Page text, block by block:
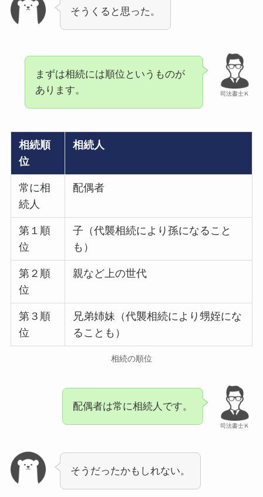
そうくると思った。
司法書士Ｋ
まずは相続には順位というものが
あります。
相続順
位
相続人
常に相
続人
配偶者
第１順
位
子（代襲相続により孫になること
も）
第２順
位
親など上の世代
第３順
位
兄弟姉妹（代襲相続により甥姪にな
ることも）
相続の順位
司法書士Ｋ
配偶者は常に相続人です。
そうだったかもしれない。